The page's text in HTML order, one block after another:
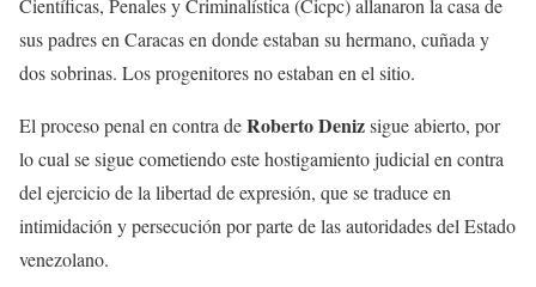
sus padres en Caracas en donde estaban su hermano, cuñada y
dos sobrinas. Los progenitores no estaban en el sitio.
El proceso penal en contra deRoberto Denizsigue abierto, por
lo cual se sigue cometiendo este hostigamiento judicial en contra
del ejercicio de la libertad de expresión, que se traduce en
intimidación y persecución por parte de las autoridades del Estado
venezolano.